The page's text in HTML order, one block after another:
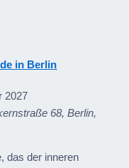
in Berlin
2027
68, Berlin,
das der inneren